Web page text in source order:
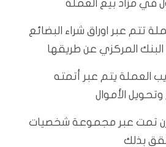
في مزاد بيع العملة
تتم عبر اوراق شراء البضائع
المركزي عن طريقها
العملة يتم عبر أتمته
الأموال
تمت عبر مجموعة شخصيات
بذلك